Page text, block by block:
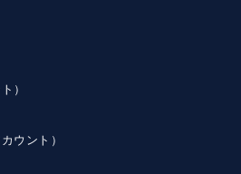
）
ウント）